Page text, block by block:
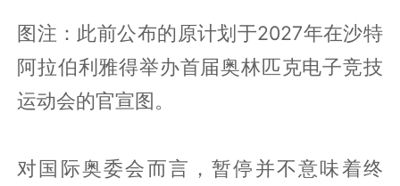
图注：此前公布的原计划于2027年在沙特
阿拉伯利雅得举办首届奥林匹克电子竞技
运动会的官宣图。
对国际奥委会而言，暂停并不意味着终